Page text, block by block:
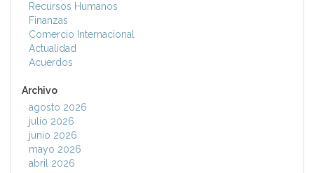
Recursos Humanos
Finanzas
Comercio Internacional
Actualidad
Acuerdos
Archivo
agosto 2026
julio 2026
junio 2026
mayo 2026
abril 2026